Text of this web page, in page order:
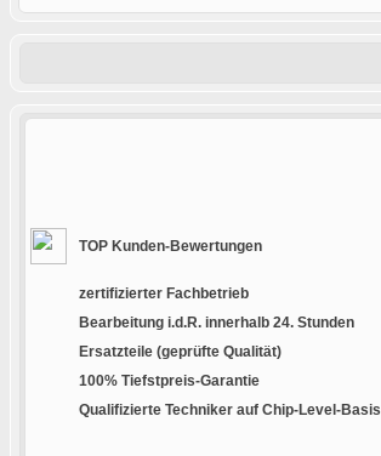
TOP Kunden-Bewertungen
zertifizierter Fachbetrieb
Bearbeitung i.d.R. innerhalb 24. Stunden
Ersatzteile (geprüfte Qualität)
100% Tiefstpreis-Garantie
Qualifizierte Techniker auf Chip-Level-Basis